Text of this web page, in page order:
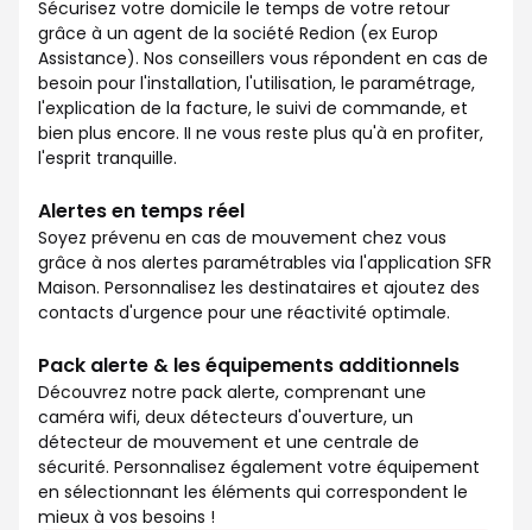
Sécurisez votre domicile le temps de votre retour
grâce à un agent de la société Redion (ex Europ
Assistance). Nos conseillers vous répondent en cas de
besoin pour l'installation, l'utilisation, le paramétrage,
l'explication de la facture, le suivi de commande, et
bien plus encore. II ne vous reste plus qu'à en profiter,
l'esprit tranquille.
Alertes en temps réel
Soyez prévenu en cas de mouvement chez vous
grâce à nos alertes paramétrables via l'application SFR
Maison. Personnalisez les destinataires et ajoutez des
contacts d'urgence pour une réactivité optimale.
Pack alerte & les équipements additionnels
Découvrez notre pack alerte, comprenant une
caméra wifi, deux détecteurs d'ouverture, un
détecteur de mouvement et une centrale de
sécurité. Personnalisez également votre équipement
en sélectionnant les éléments qui correspondent le
mieux à vos besoins !